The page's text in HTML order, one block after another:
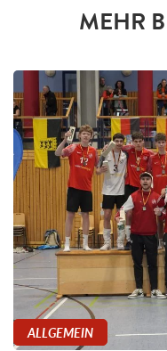
MEHR
ALLGEMEIN